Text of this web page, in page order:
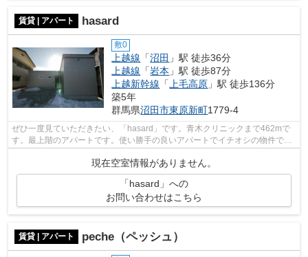
賃貸 | アパート hasard
敷0
上越線 「沼田 」駅 徒歩36分
上越線 「岩本 」駅 徒歩87分
上越新幹線 「 上毛高原 」駅 徒歩136分
築5年
群馬県沼田市東原新町1779-4
ぜひ一度見ていただきたい、「hasard」です。青木クリニックまで462mで
す。最上階のアパートです。使い勝手の良いアパートでイチオシの物件で
す。沼田市エリアにある賃貸情報のことな...
現在空室情報がありません。
「hasard」への
お問い合わせはこちら
賃貸 | アパート peche（ペッシュ）